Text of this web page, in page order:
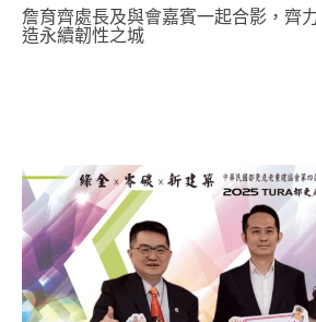
詹育齊處長及與會嘉賓一起合影，齊
造永續韌性之城